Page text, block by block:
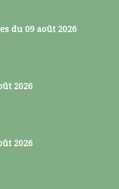
du 09 août 2026
2026
2026